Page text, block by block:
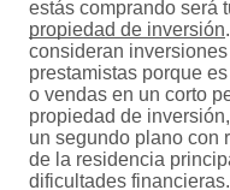
estás comprando será
propiedad de inversión
consideran
prestamistas porque
o vendas en un corto
propiedad de
un segundo plano con
de la residencia
dificultades